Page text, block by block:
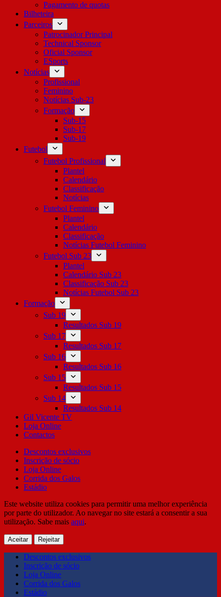
Pagamento de quotas
Bilheteira
Parceiros
Patrocinador Principal
Technical Sponsor
Oficial Sponsor
ESports
Notícias
Profissional
Feminino
Notícias Sub-23
Formação
Sub-15
Sub-17
Sub-19
Futebol
Futebol Profissional
Plantel
Calendário
Classificação
Notícias
Futebol Feminino
Plantel
Calendário
Classificação
Notícias Futebol Feminino
Futebol Sub 23
Plantel
Calendário Sub 23
Classificação Sub 23
Notícias Futebol Sub 23
Formação
Sub 19
Resultados Sub 19
Sub 17
Resultados Sub 17
Sub 16
Resultados Sub 16
Sub 15
Resultados Sub 15
Sub 14
Resultados Sub 14
Gil Vicente TV
Loja Online
Contactos
Descontos exclusivos
Inscrição de sócio
Loja Online
Corrida dos Galos
Estádio
Este website utiliza cookies para permitir uma melhor experiência
por parte do utilizador. Ao navegar no site estará a consentir a sua
utilização. Sabe mais aqui.
Aceitar Rejeitar
Descontos exclusivos
Inscrição de sócio
Loja Online
Corrida dos Galos
Estádio